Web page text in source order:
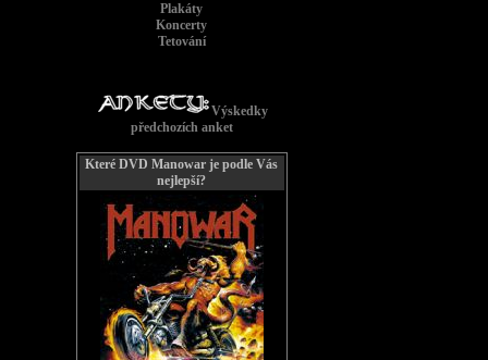
Plakáty
Koncerty
Tetování
Výskedky
předchozích anket
Které DVD Manowar je podle Vás
nejlepší?